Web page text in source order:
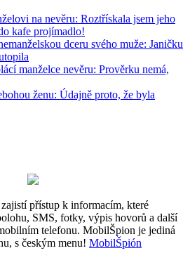
na nevěru: Roztřískala jsem jeho
kafe projímadlo!
dceru svého muže: Janičku
manželce nevěru: Prověrku nemá,
ženu: Údajně proto, že byla
přístup k informacím, které
SMS, fotky, výpis hovorů a další
telefonu. MobilŠpion je jediná
s českým menu! MobilŠpión